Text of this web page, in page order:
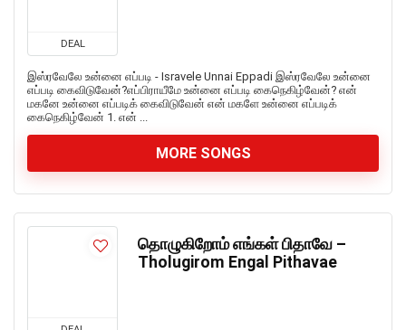
DEAL
இஸ்ரவேலே உன்னை எப்படி - Isravele Unnai Eppadi இஸ்ரவேலே உன்னை
எப்படி கைவிடுவேன்?எப்பிராயீமே உன்னை எப்படி கைநெகிழ்வேன்? என்
மகனே உன்னை எப்படிக் கைவிடுவேன் என் மகளே உன்னை எப்படிக்
கைநெகிழ்வேன் 1. என் ...
MORE SONGS
தொழுகிறோம் எங்கள் பிதாவே –
Tholugirom Engal Pithavae